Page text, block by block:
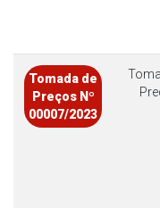
Tomada de
Preços Nº
00007/2023